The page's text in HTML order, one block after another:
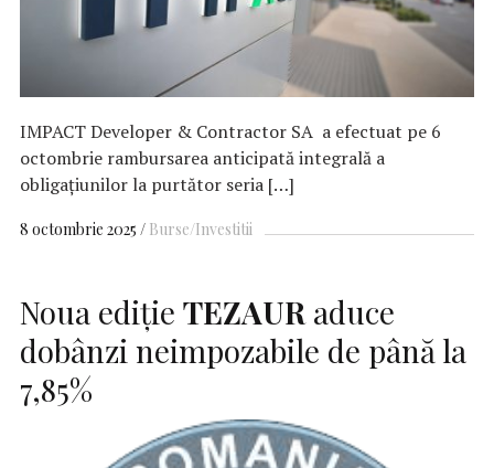
IMPACT Developer & Contractor SA a efectuat pe 6
octombrie rambursarea anticipată integrală a
obligațiunilor la purtător seria […]
8 octombrie 2025 Burse/Investitii
Noua ediție TEZAURaduce
dobânzi neimpozabile de până la
7,85%